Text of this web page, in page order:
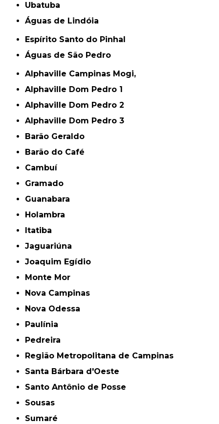
Ubatuba
Águas de Lindóia
Espírito Santo do Pinhal
Águas de São Pedro
Alphaville Campinas Mogi,
Alphaville Dom Pedro 1
Alphaville Dom Pedro 2
Alphaville Dom Pedro 3
Barão Geraldo
Barão do Café
Cambuí
Gramado
Guanabara
Holambra
Itatiba
Jaguariúna
Joaquim Egídio
Monte Mor
Nova Campinas
Nova Odessa
Paulínia
Pedreira
Região Metropolitana de Campinas
Santa Bárbara d'Oeste
Santo Antônio de Posse
Sousas
Sumaré